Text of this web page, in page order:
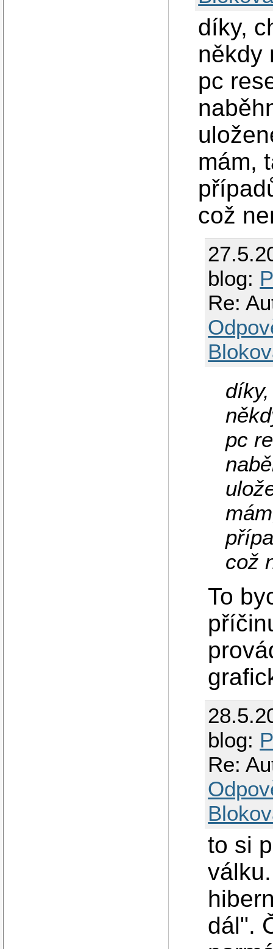
díky,
někdy
pc
mám,
což
blog:
Re:
pc
což
To
blog:
Re:
to si
dál".